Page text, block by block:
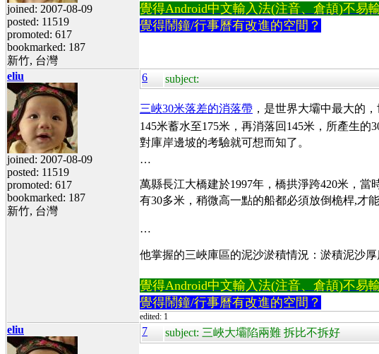
joined: 2007-08-09
posted: 11519
promoted: 617
bookmarked: 187
新竹, 台灣
覺得Android中文輸入法(注音、倉頡)不易
覺得鬧鐘/行事曆有改進的空間？
eliu
joined: 2007-08-09
posted: 11519
promoted: 617
bookmarked: 187
新竹, 台灣
6 subject:
三峽30米落差的消落帶 ，是世界大壩中最大的
145米蓄水至175米，再消落回145米，所產生
對庫岸邊坡的考驗就可想而知了。
…
萬縣長江大橋建於1997年，橋拱淨跨420米，
有30多米，稍微高一點的船都必須放倒桅桿,才能
…
他掌握的三峽庫區的泥沙淤積情況：淤積泥沙
覺得Android中文輸入法(注音、倉頡)不易
覺得鬧鐘/行事曆有改進的空間？
edited: 1
eliu 7 subject: 三峽大壩陷兩難 拆比不拆好